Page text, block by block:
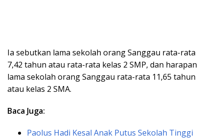
Ia sebutkan lama sekolah orang Sanggau rata-rata
7,42 tahun atau rata-rata kelas 2 SMP, dan harapan
lama sekolah orang Sanggau rata-rata 11,65 tahun
atau kelas 2 SMA.
Baca Juga:
Paolus Hadi Kesal Anak Putus Sekolah Tinggi